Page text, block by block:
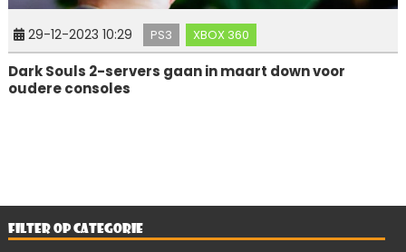
29-12-2023 10:29 PS3 XBOX 360
Dark Souls 2-servers gaan in maart down voor
oudere consoles
FILTER OP CATEGORIE